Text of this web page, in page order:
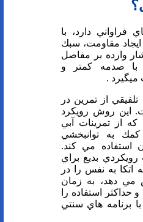
دارد، با
مقاومت، سبك
وارده بر مفاصل
با صدمه كمتر و
ميگيرد .
از تمرين در
اين روش رويكرد
از تمرينات آبي
به توانبخشي
استفاده مي كند.
بديع براي
به نفس را در
مي دهد، به زمان
حداكثر استفاده را
برنامه هاي سنتي